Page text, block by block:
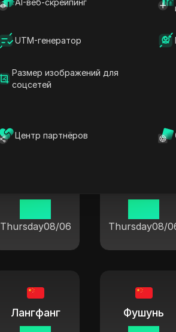
AI-веб-скрейпинг
UTM-генератор
Размер изображений для
соцсетей
Центр партнёров
19 14
Thursday08/06 Thursday08/
Лангфанг Фушунь